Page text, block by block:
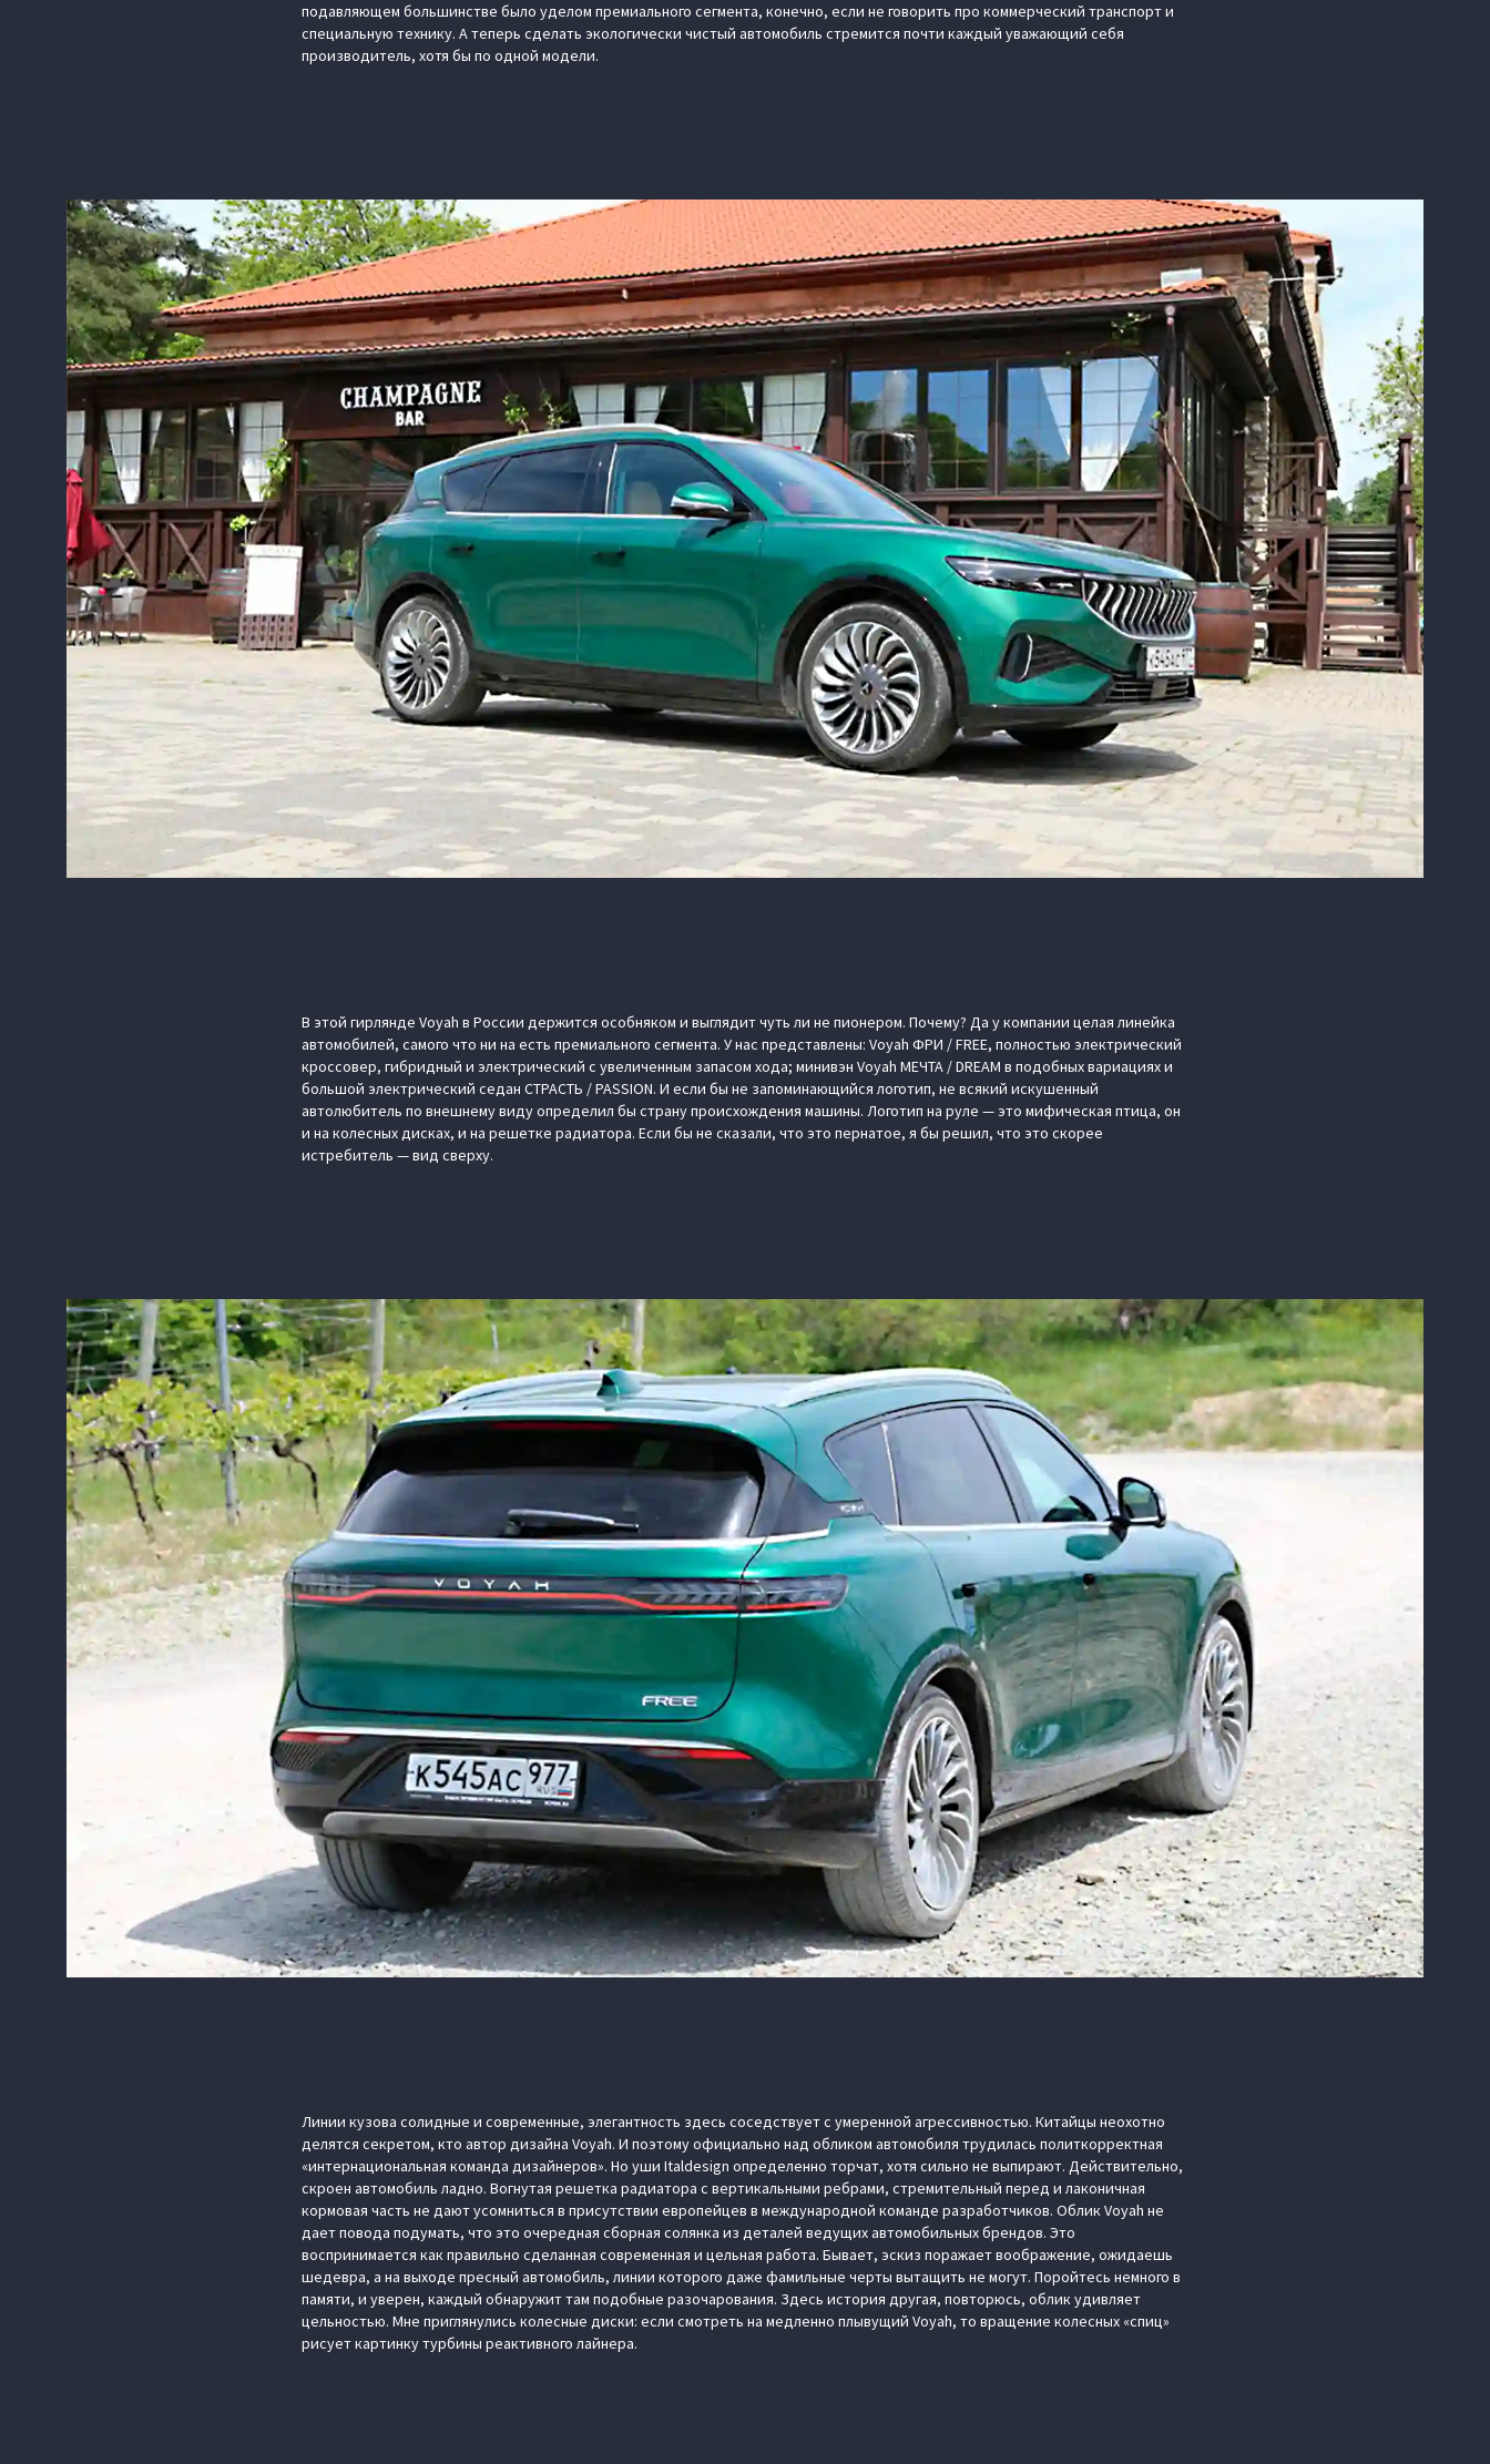
подавляющем большинстве было уделом премиального сегмента, конечно, если не говорить про коммерческий транспорт и
специальную технику. А теперь сделать экологически чистый автомобиль стремится почти каждый уважающий себя
производитель, хотя бы по одной модели.
В этой гирлянде Voyah в России держится особняком и выглядит чуть ли не пионером. Почему? Да у компании целая линейка
автомобилей, самого что ни на есть премиального сегмента. У нас представлены: Voyah ФРИ / FREE, полностью электрический
кроссовер, гибридный и электрический с увеличенным запасом хода; минивэн Voyah МЕЧТА / DREAM в подобных вариациях и
большой электрический седан СТРАСТЬ / PASSION. И если бы не запоминающийся логотип, не всякий искушенный
автолюбитель по внешнему виду определил бы страну происхождения машины. Логотип на руле — это мифическая птица, он
и на колесных дисках, и на решетке радиатора. Если бы не сказали, что это пернатое, я бы решил, что это скорее
истребитель — вид сверху.
Линии кузова солидные и современные, элегантность здесь соседствует с умеренной агрессивностью. Китайцы неохотно
делятся секретом, кто автор дизайна Voyah. И поэтому официально над обликом автомобиля трудилась политкорректная
«интернациональная команда дизайнеров». Но уши Italdesign определенно торчат, хотя сильно не выпирают. Действительно,
скроен автомобиль ладно. Вогнутая решетка радиатора с вертикальными ребрами, стремительный перед и лаконичная
кормовая часть не дают усомниться в присутствии европейцев в международной команде разработчиков. Облик Voyah не
дает повода подумать, что это очередная сборная солянка из деталей ведущих автомобильных брендов. Это
воспринимается как правильно сделанная современная и цельная работа. Бывает, эскиз поражает воображение, ожидаешь
шедевра, а на выходе пресный автомобиль, линии которого даже фамильные черты вытащить не могут. Поройтесь немного в
памяти, и уверен, каждый обнаружит там подобные разочарования. Здесь история другая, повторюсь, облик удивляет
цельностью. Мне приглянулись колесные диски: если смотреть на медленно плывущий Voyah, то вращение колесных «спиц»
рисует картинку турбины реактивного лайнера.